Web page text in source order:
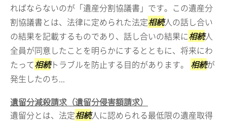
ればならないのが「遺産分割協議書」です。この遺産分
割協議書とは、法律に定められた法定相続人の話し合い
の結果を記載するものであり、話し合いの結果に相続人
全員が同意したことを明らかにするとともに、将来にわ
たって相続トラブルを防止する目的があります。 相続が
発生したのち...
遺留分減殺請求（遺留分侵害額請求）
遺留分とは、法定相続人に認められる最低限の遺産取得